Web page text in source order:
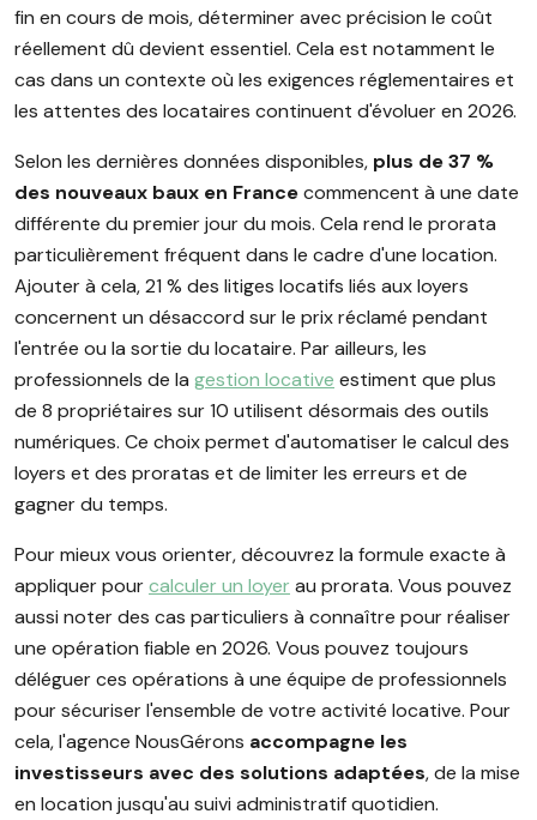
fin en cours de mois, déterminer avec précision le coût
réellement dû devient essentiel. Cela est notamment le
cas dans un contexte où les exigences réglementaires et
les attentes des locataires continuent d'évoluer en 2026.
Selon les dernières données disponibles, plus de 37 %
des nouveaux baux en Francecommencent à une date
différente du premier jour du mois. Cela rend le prorata
particulièrement fréquent dans le cadre d'une location.
Ajouter à cela, 21 % des litiges locatifs liés aux loyers
concernent un désaccord sur le prix réclamé pendant
l'entrée ou la sortie du locataire. Par ailleurs, les
professionnels de la gestion locative estiment que plus
de 8 propriétaires sur 10 utilisent désormais des outils
numériques. Ce choix permet d'automatiser le calcul des
loyers et des proratas et de limiter les erreurs et de
gagner du temps.
Pour mieux vous orienter, découvrez la formule exacte à
appliquer pourcalculer un loyer au prorata. Vous pouvez
aussi noter des cas particuliers à connaître pour réaliser
une opération fiable en 2026. Vous pouvez toujours
déléguer ces opérations à une équipe de professionnels
pour sécuriser l'ensemble de votre activité locative. Pour
cela, l'agence NousGérons accompagne les
investisseurs avec des solutions adaptées, de la mise
en location jusqu'au suivi administratif quotidien.